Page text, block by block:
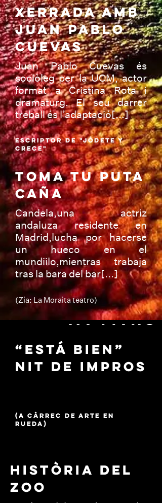
ESPECTÁCUL
OS
MAGALLANES.
0
De 1519 a 1522 Fernando de
Magallanes y Juan Sebastián Elcano
partieron para dar
la vuelta al globo. Magallanes
sucumbió a [...]
MA LIANG
LA HISTÒRIA
DEL PINZELL
ombres. Una manera natural
d’aprendre un altre idioma, amb un
HISTÒRIA DEL
ZOO
XERRADA AMB
JUAN PABLO
CUEVAS
Juan Pablo Cuevas és
sociòleg per la UCM, actor
format a Cristina Rota i
dramaturg. El seu darrer
treball és l’adaptació[...]
ESCRIPTOR DE "JÓDETE Y
CRECE"
TOMA TU PUTA
CAÑA
Candela,una actriz
andaluza residente en
Madrid,lucha por hacerse
un hueco en el
mundiilo,mientras trabaja
tras la bara del bar[...]
(Zia: La Moraita teatro)
“ESTÁ BIEN”
NIT DE IMPROS
(a càrrec de Arte en
Rueda)